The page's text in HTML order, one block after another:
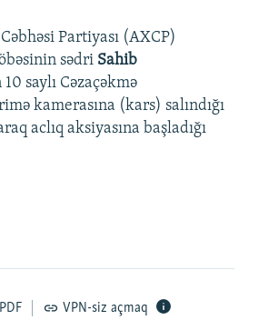
240p 360p
720p 1080p
360p
720p
1080p
Partiyası (AXCP)
sədri Sahib
saylı Cəzaçəkmə
kamerasına (kars) salındığı
aclıq aksiyasına başladığı
PDF VPN-siz açmaq